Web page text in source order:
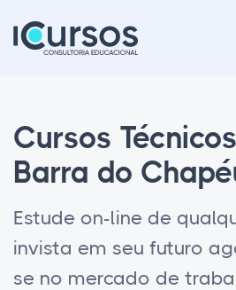
Cursos
Barra do
Estude on-line de
invista em seu futuro
se no mercado de